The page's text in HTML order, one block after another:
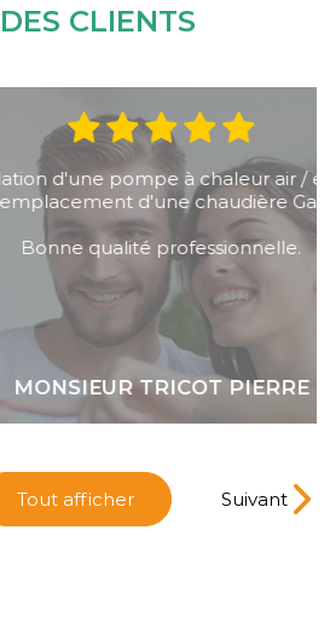
CLIENTS
pompe à chaleur air / eau en
d'une chaudière Gaz.
professionnelle.
TRICOT PIERRE
Tout afficher Suivant